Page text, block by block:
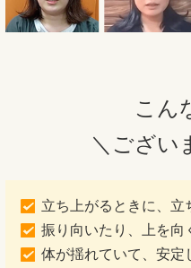
こん
＼ござい
立ち上がるときに、立
振り向いたり、上を向
体が揺れていて、安定